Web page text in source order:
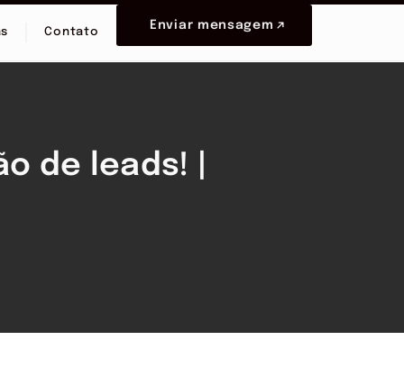
Contato
Enviar mensagem
de leads! |